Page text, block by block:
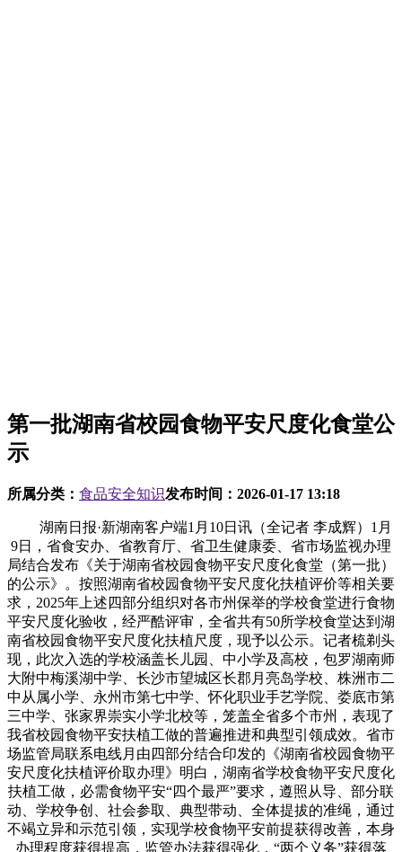
第一批湖南省校园食物平安尺度化食堂公
示
所属分类： 食品安全知识发布时间： 2026-01-17 13:18
湖南日报·新湖南客户端1月10日讯（全记者 李成辉）1月
9日，省食安办、省教育厅、省卫生健康委、省市场监视办理
局结合发布《关于湖南省校园食物平安尺度化食堂（第一批）
的公示》。按照湖南省校园食物平安尺度化扶植评价等相关要
求，2025年上述四部分组织对各市州保举的学校食堂进行食物
平安尺度化验收，经严酷评审，全省共有50所学校食堂达到湖
南省校园食物平安尺度化扶植尺度，现予以公示。记者梳剃头
现，此次入选的学校涵盖长儿园、中小学及高校，包罗湖南师
大附中梅溪湖中学、长沙市望城区长郡月亮岛学校、株洲市二
中从属小学、永州市第七中学、怀化职业手艺学院、娄底市第
三中学、张家界崇实小学北校等，笼盖全省多个市州，表现了
我省校园食物平安扶植工做的普遍推进和典型引领成效。省市
场监管局联系电线月由四部分结合印发的《湖南省校园食物平
安尺度化扶植评价取办理》明白，湖南省学校食物平安尺度化
扶植工做，必需食物平安“四个最严”要求，遵照从导、部分联
动、学校争创、社会参取、典型带动、全体提拔的准绳，通过
不竭立异和示范引领，实现学校食物平安前提获得改善，本身
办理程度获得提高，监管办法获得强化，“两个义务”获得落